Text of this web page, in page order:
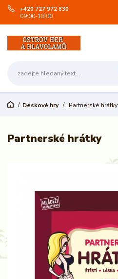
+420 727 972 830
09:00-18:00
Deskové hry Partnerské hrátky
Partnerské hrátky